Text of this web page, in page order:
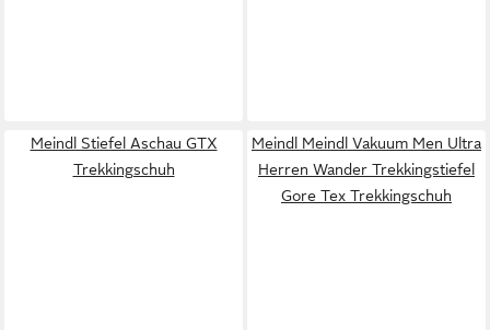
Meindl Stiefel Aschau GTX
Trekkingschuh
Meindl Meindl Vakuum Men Ultra
Herren Wander Trekkingstiefel
Gore Tex Trekkingschuh